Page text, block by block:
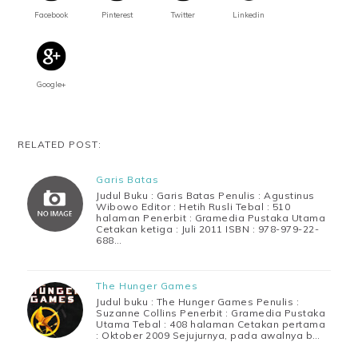
Facebook Pinterest Twitter Linkedin
Google+
RELATED POST:
Garis Batas
Judul Buku : Garis Batas Penulis : Agustinus
Wibowo Editor : Hetih Rusli Tebal : 510
halaman Penerbit : Gramedia Pustaka Utama
Cetakan ketiga : Juli 2011 ISBN : 978-979-22-
688…
The Hunger Games
Judul buku : The Hunger Games Penulis :
Suzanne Collins Penerbit : Gramedia Pustaka
Utama Tebal : 408 halaman Cetakan pertama
: Oktober 2009 Sejujurnya, pada awalnya b…